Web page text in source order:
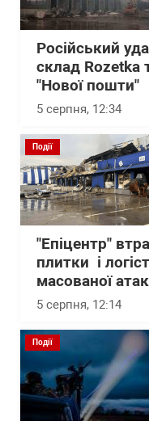
Російський
склад Rozetka
"Нової пошти"
5 серпня, 12:34
Події
"Епіцентр"
плитки і
масованої
5 серпня, 12:14
Події